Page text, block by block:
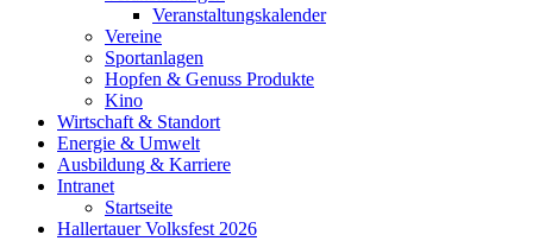
Veranstaltungskalender
Vereine
Sportanlagen
Hopfen & Genuss Produkte
Kino
Wirtschaft & Standort
Energie & Umwelt
Ausbildung & Karriere
Intranet
Startseite
Hallertauer Volksfest 2026